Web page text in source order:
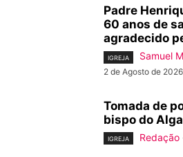
Padre
60 anos de
agradecido
IGREJA Samuel
2 de Agosto de 2026
Tomada de
bispo do
IGREJA Redação